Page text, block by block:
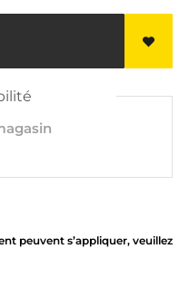
peuvent s’appliquer, veuillez